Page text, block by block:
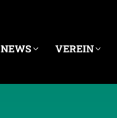
NEWS VEREIN